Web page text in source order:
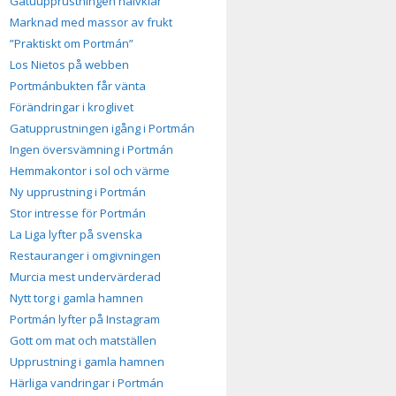
Marknad med massor av frukt
”Praktiskt om Portmán”
Los Nietos på webben
Portmánbukten får vänta
Förändringar i kroglivet
Gatupprustningen igång i Portmán
Ingen översvämning i Portmán
Hemmakontor i sol och värme
Ny upprustning i Portmán
Stor intresse för Portmán
La Liga lyfter på svenska
Restauranger i omgivningen
Murcia mest undervärderad
Nytt torg i gamla hamnen
Portmán lyfter på Instagram
Gott om mat och matställen
Upprustning i gamla hamnen
Härliga vandringar i Portmán